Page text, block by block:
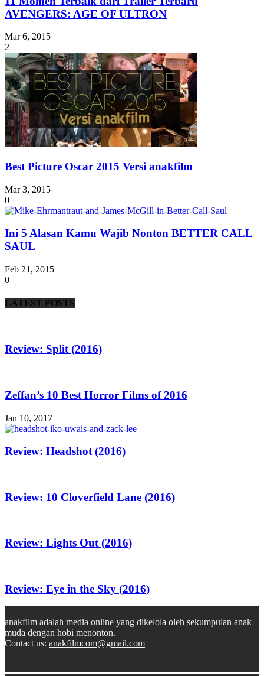
AVENGERS: AGE OF ULTRON
Mar 6, 2015
2
Best Picture Oscar 2015 Versi anakfilm
Mar 3, 2015
0
Ini 5 Alasan Kamu Wajib Nonton BETTER CALL
SAUL
Feb 21, 2015
0
LATEST POSTS
Review: Split (2016)
Zeffan’s 10 Best Horror Films of 2016
Jan 10, 2017
Review: Headshot (2016)
Review: 10 Cloverfield Lane (2016)
Review: Lights Out (2016)
Review: Eye in the Sky (2016)
anakfilm adalah media online yang dikelola oleh sekumpulan anak
muda dengan hobi menonton.
Contact us: anakfilmcom@gmail.com